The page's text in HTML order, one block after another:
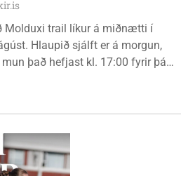
Molduxi trail líkur á miðnætti í
Hlaupið sjálft er á morgun,
það hefjast kl. 17:00 fyrir þá
km em kl. 18:00 fyrir 12 km
líka komið í mark þannig